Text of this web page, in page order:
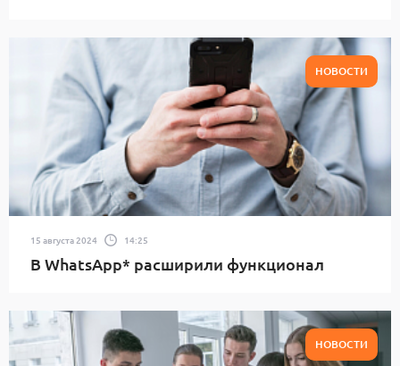
НОВОСТИ
15 августа 2024 14:25
В WhatsApp* расширили функционал
НОВОСТИ